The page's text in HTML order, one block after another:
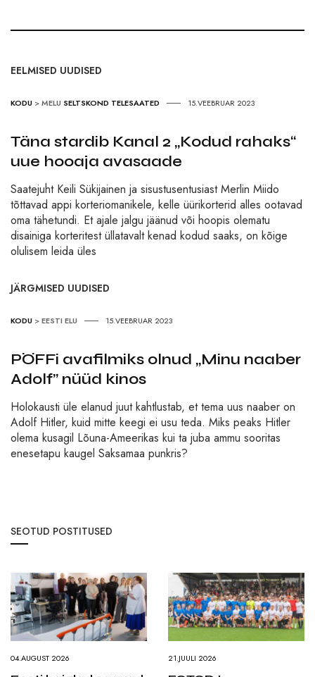
EELMISED UUDISED
KODU >MELU SELTSKOND TELESAATED 15.VEEBRUAR 2023
Täna stardib Kanal 2 „Kodud rahaks“
uue hooaja avasaade
Saatejuht Keili Sükijainen ja sisustusentusiast Merlin Miido
tõttavad appi korteriomanikele, kelle üürikorterid alles ootavad
oma tähetundi. Et ajale jalgu jäänud või hoopis olematu
disainiga korteritest üllatavalt kenad kodud saaks, on kõige
olulisem leida üles
JÄRGMISED UUDISED
KODU >EESTI ELU 15.VEEBRUAR 2023
PÖFFi avafilmiks olnud „Minu naaber
Adolf” nüüd kinos
Holokausti üle elanud juut kahtlustab, et tema uus naaber on
Adolf Hitler, kuid mitte keegi ei usu teda. Miks peaks Hitler
olema kusagil Lõuna-Ameerikas kui ta juba ammu sooritas
enesetapu kaugel Saksamaa punkris?
SEOTUD POSTITUSED
04.AUGUST 2026 21.JUULI 2026